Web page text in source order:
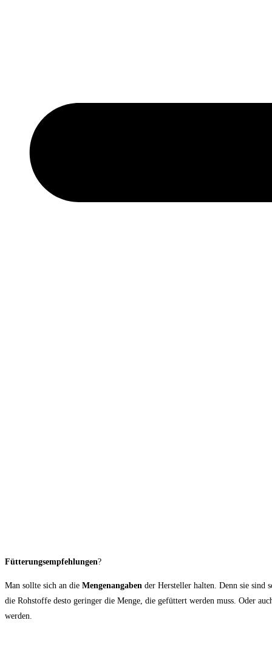
Fütterungsempfehlungen?
Man sollte sich an die Mengenangaben der Hersteller halten. Denn sie sind
die Rohstoffe desto geringer die Menge, die gefüttert werden muss. Oder
werden.